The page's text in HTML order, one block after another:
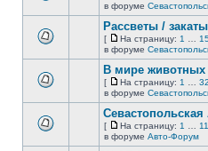
непрочитанных
сообщений.
этой
непрочитанных
сообщений.
На
страницу
в форуме
этой
непрочитанных
сообщений.
Рассветы /
[
На
страницу
На страницу: 1
в форуме
этой
непрочитанных
В мире животных
[
На
страницу
На страницу: 1
в форуме
этой
[
На
страницу
На страницу: 1
в форуме Авто-Форум